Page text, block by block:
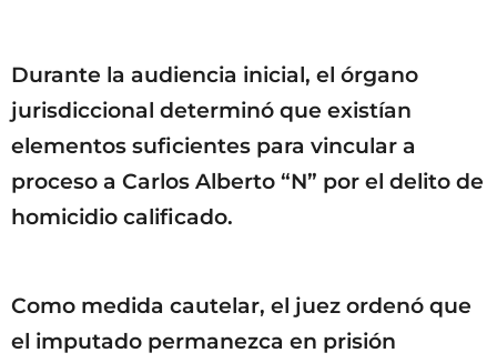
Durante la audiencia inicial, el órgano
jurisdiccional determinó que existían
elementos suficientes para vincular a
proceso a Carlos Alberto “N” por el delito de
homicidio calificado.
Como medida cautelar, el juez ordenó que
el imputado permanezca en prisión